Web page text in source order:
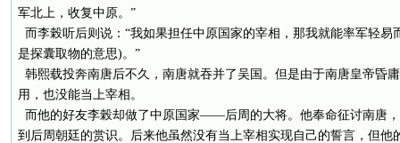
军北上，收复中原。”
而李榖听后则说：“我如果担任中原国家的宰相，那我就能率军轻易
是探囊取物的意思)。”
韩熙载投奔南唐后不久，南唐就吞并了吴国。但是由于南唐皇帝昏
用，也没能当上宰相。
而他的好友李榖却做了中原国家——后周的大将。他奉命征讨南唐
到后周朝廷的赏识。后来他虽然没有当上宰相实现自己的誓言，但他